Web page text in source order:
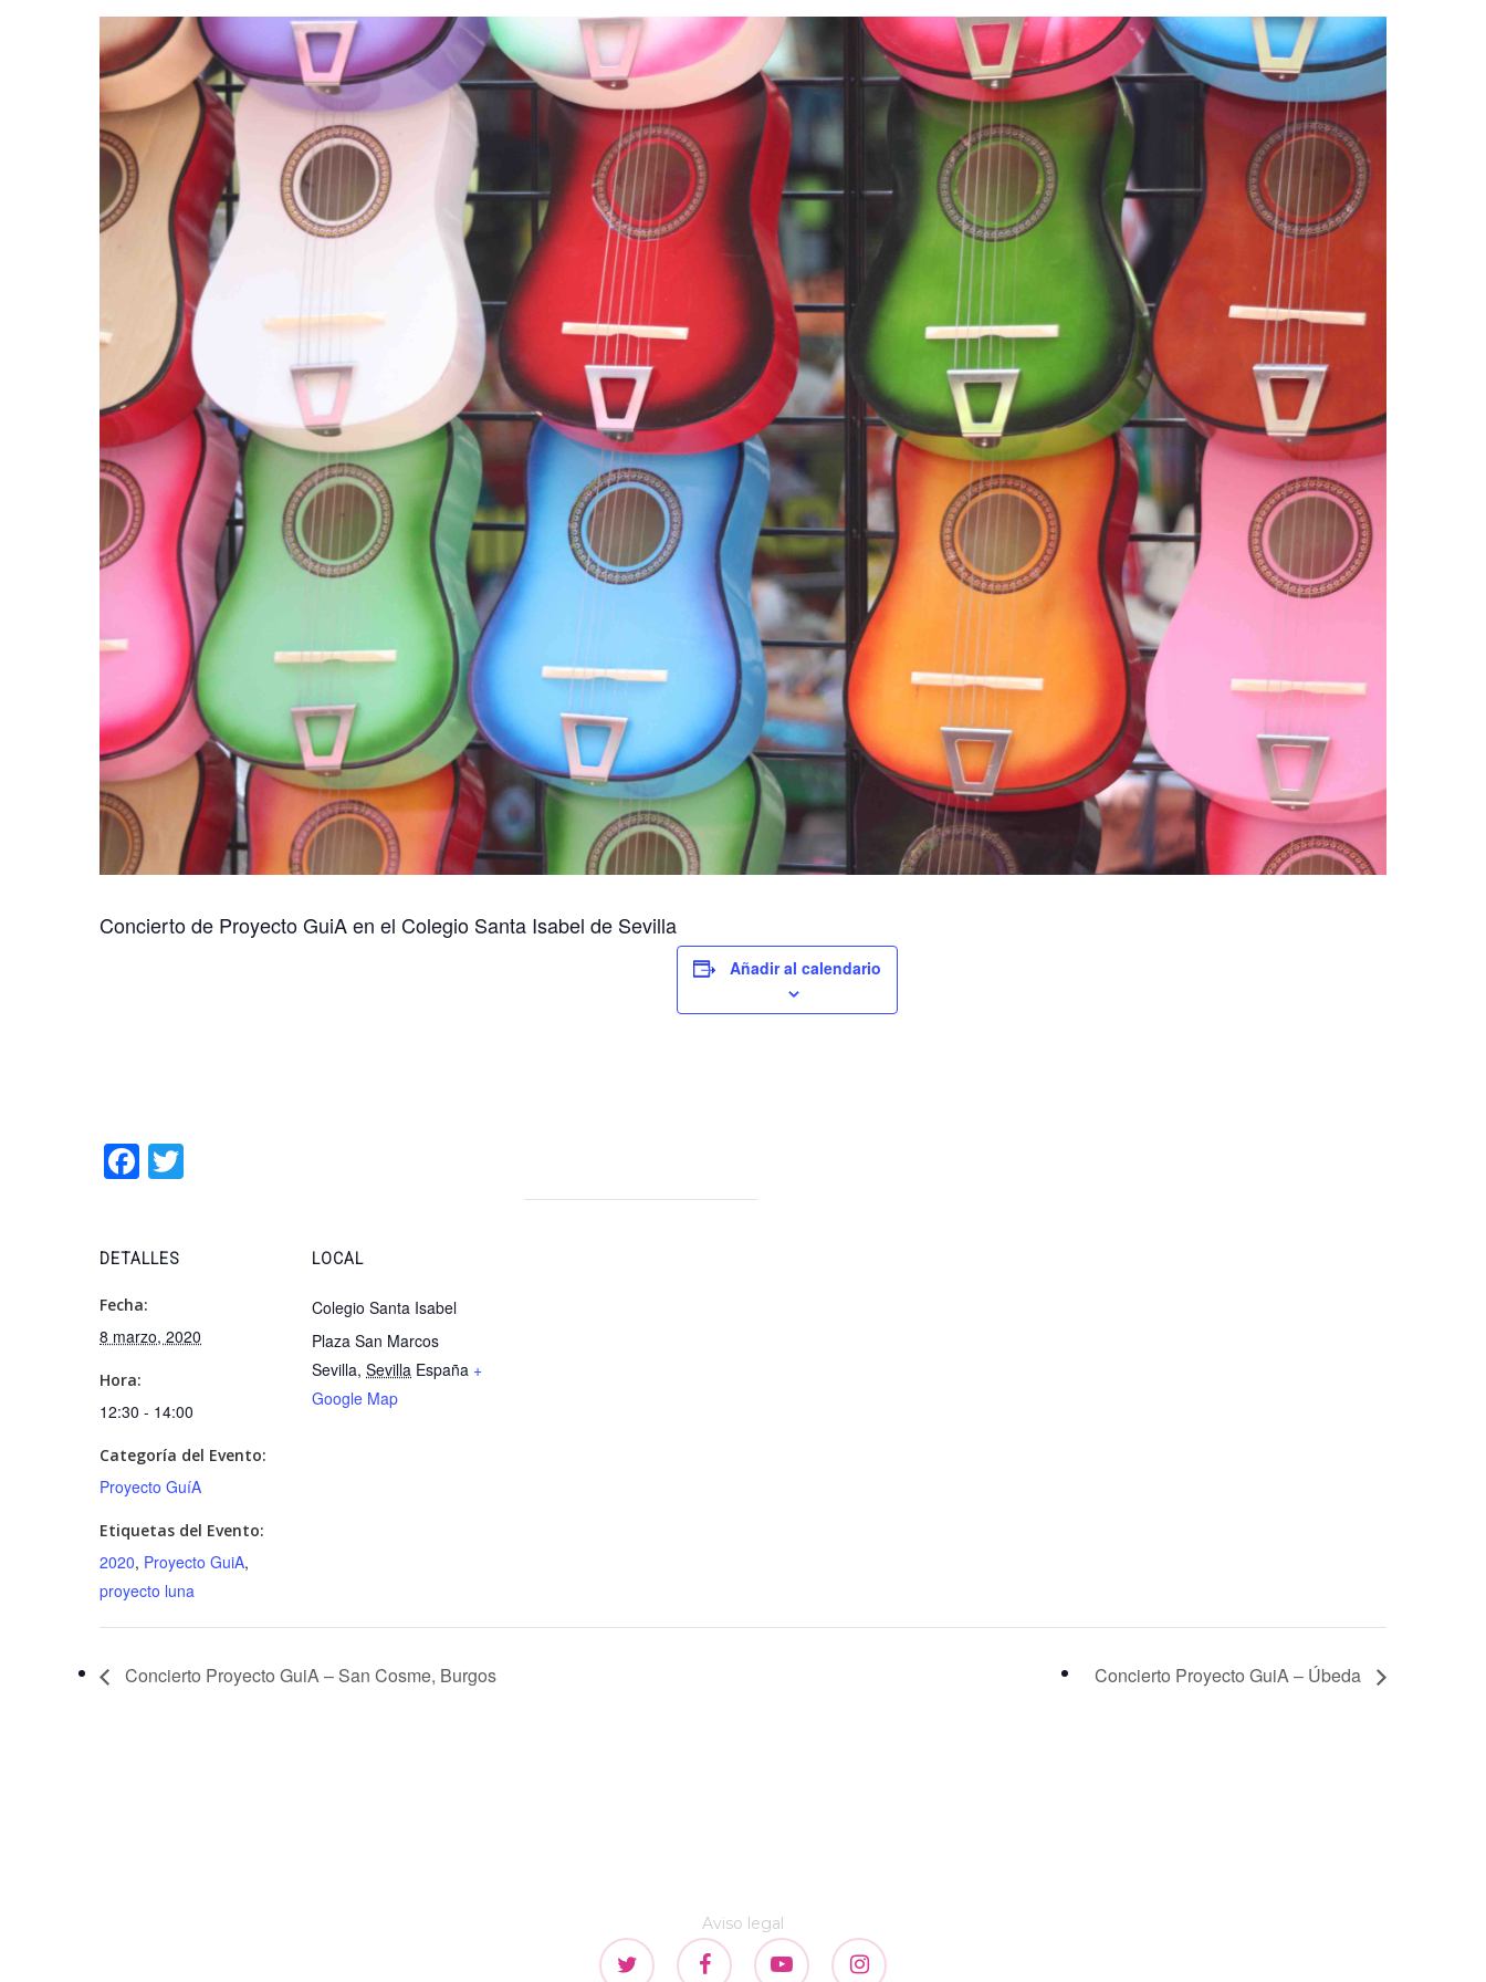
Concierto de Proyecto GuiA en el Colegio Santa Isabel de Sevilla
Facebook
Añadir al calendario
DETALLES
Fecha:
8 marzo, 2020
Hora:
12:30 - 14:00
Categoría del Evento:
Proyecto GuíA
Etiquetas del Evento:
2020, Proyecto GuiA,
proyecto luna
LOCAL
Colegio Santa Isabel
Plaza San Marcos
Sevilla, Sevilla España +
Google Map
Concierto Proyecto GuiA – San Cosme, Burgos Concierto Proyecto GuiA – Úbeda
Aviso legal
twitter facebook youtube instagram